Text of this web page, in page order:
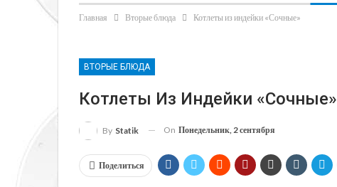
Статьи
Главная Вторые блюда Котлеты из индейки «Сочные»
ВТОРЫЕ БЛЮДА
Котлеты Из Индейки «Сочные»
By Statik On Понедельник, 2 сентября
Поделиться